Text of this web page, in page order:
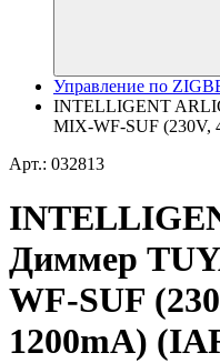
Управление по
INTELLIGENT
MIX-WF-SUF (230V,
Арт.: 032813
Диммер
WF-SUF
1200mA)